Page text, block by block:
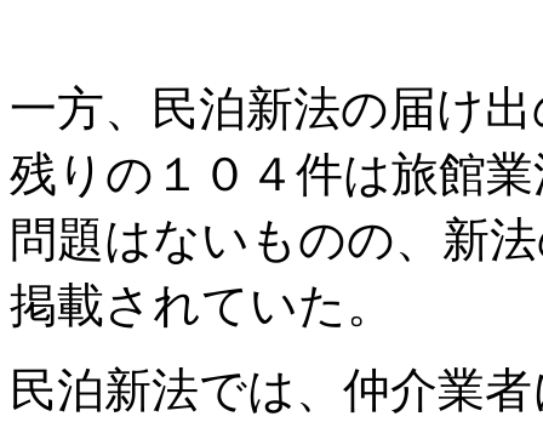
一方、民泊新法の届け
残りの１０４件は旅館
問題はないものの、新
掲載されていた。
民泊新法では、仲介業